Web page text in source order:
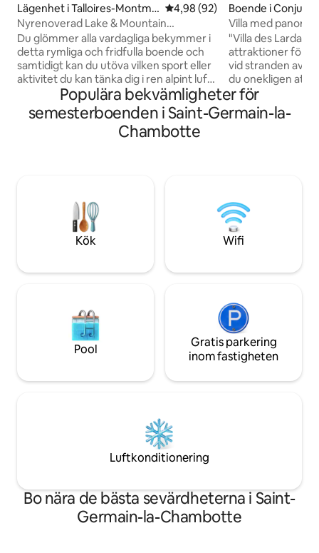
Lägenhet i Talloires-Montmi
n
4,98 av 5 i genomsnittligt
4,98 (92)
Nyrenoverad Lake & Mountain
panorama lägenhet
Du glömmer alla vardagliga bekymmer i
detta rymliga och fridfulla boende och
samtidigt kan du utöva vilken sport eller
aktivitet du kan tänka dig i ren alpint luft.
Du kommer att njuta av 4 sovrum, med
4 privata badrum nära en golfbana. En
separat toalett har en japansk typ toalett
till bybutiker.
Boende i Conjux
Villa med
stranden
"Villa des
attraktioner för
vid stranden av
du onekligen att
överdådiga miljö. Dess ljusa vardagsrum
öppnar mot en
fantastisk utsikt
den idealiska
lugn och frid.
Populära bekvämligheter för
semesterboenden i Saint-Germain-la-
Chambotte
Kök Wifi
Pool
Gratis parkering
inom fastigheten
Luftkonditionering
Bo nära de bästa sevärdheterna i Saint-
Germain-la-Chambotte